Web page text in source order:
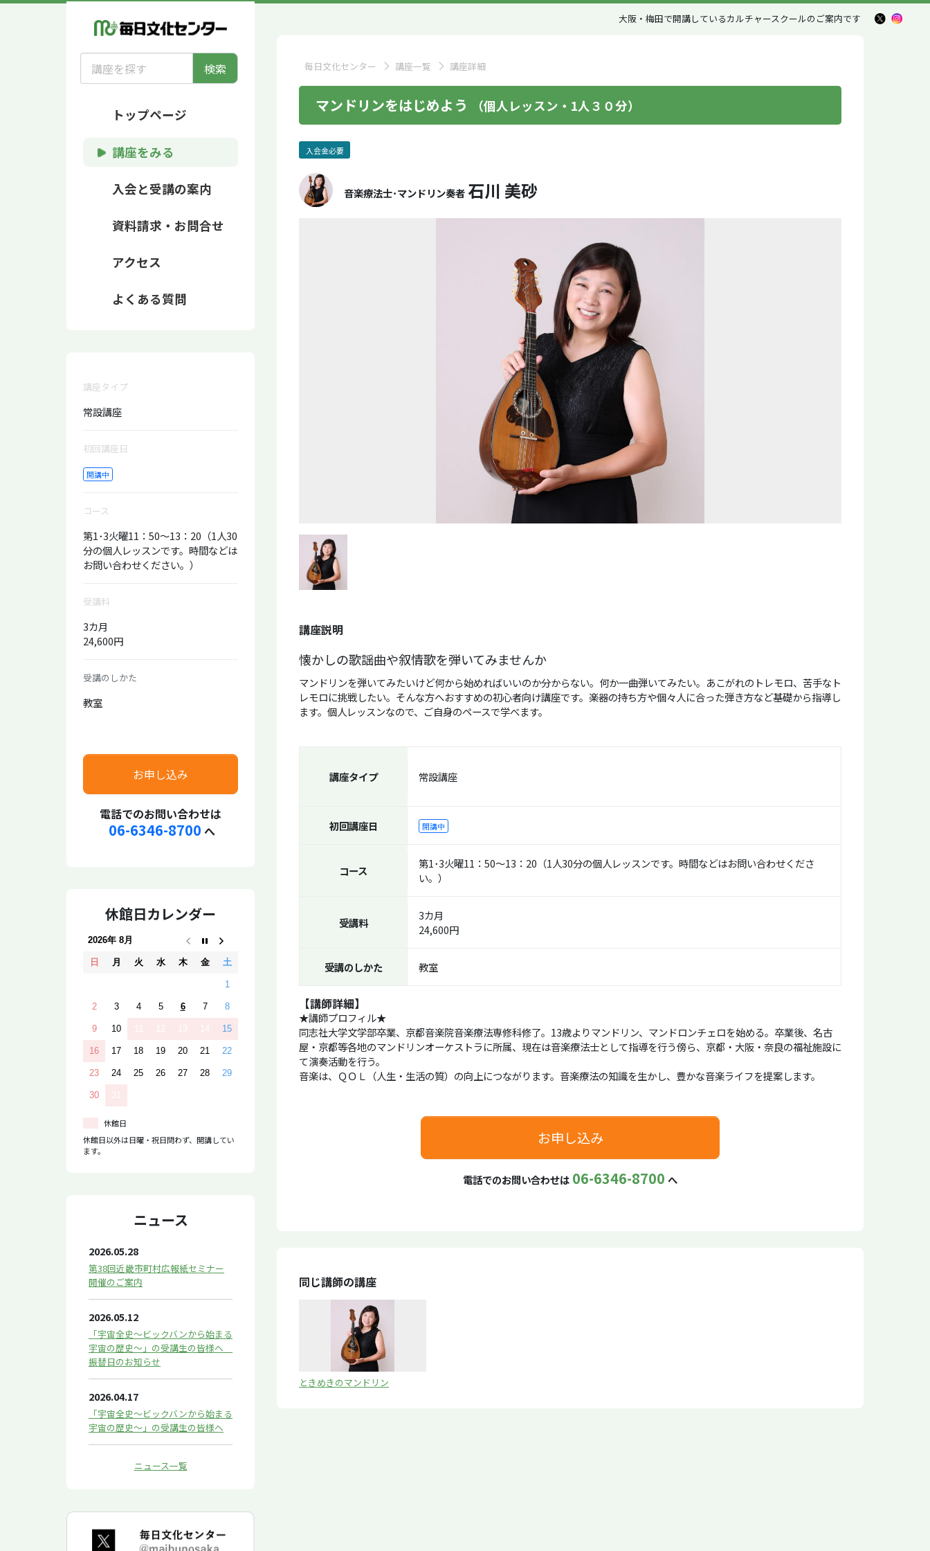
大阪・梅田で開講しているカルチャースクールのご案内です
検索
トップページ
講座をみる
入会と受講の案内
資料請求・お問合せ
アクセス
よくある質問
講座タイプ
常設講座
初回講座日
開講中
コース
第1･3火曜11：50～13：20（1人30
分の個人レッスンです。時間などは
お問い合わせください。）
受講料
3カ月
24,600円
受講のしかた
教室
お申し込み
電話でのお問い合わせは
06-6346-8700 へ
休館日カレンダー
2026年 8月
日 月 火 水 木 金 土
1
2 3 4 5 6 7 8
9 10 15
16 17 18 19 20 21 22
23 24 25 26 27 28 29
30
休館日
休館日以外は日曜・祝日問わず、開講してい
ます。
ニュース
2026.05.28
第38回近畿市町村広報紙セミナー
開催のご案内
2026.05.12
「宇宙全史～ビックバンから始まる
宇宙の歴史～」の受講生の皆様へ
振替日のお知らせ
2026.04.17
「宇宙全史～ビックバンから始まる
宇宙の歴史～」の受講生の皆様へ
ニュース一覧
毎日文化センター 講座一覧 講座詳細
マンドリンをはじめよう （個人レッスン・1人３０分）
入会金必要
音楽療法士･マンドリン奏者 石川 美砂
講座説明
懐かしの歌謡曲や叙情歌を弾いてみませんか
マンドリンを弾いてみたいけど何から始めればいいのか分からない。何か一曲弾いてみたい。あこがれのトレモロ、苦手なト
レモロに挑戦したい。そんな方へおすすめの初心者向け講座です。楽器の持ち方や個々人に合った弾き方など基礎から指導し
ます。個人レッスンなので、ご自身のペースで学べます。
講座タイプ 常設講座
初回講座日 開講中
コース
第1･3火曜11：50～13：20（1人30分の個人レッスンです。時間などはお問い合わせくださ
い。）
受講料
3カ月
24,600円
受講のしかた 教室
【講師詳細】
★講師プロフィル★
同志社大学文学部卒業、京都音楽院音楽療法専修科修了。13歳よりマンドリン、マンドロンチェロを始める。卒業後、名古
屋・京都等各地のマンドリンオーケストラに所属、現在は音楽療法士として指導を行う傍ら、京都・大阪・奈良の福祉施設に
て演奏活動を行う。
音楽は、ＱＯＬ（人生・生活の質）の向上につながります。音楽療法の知識を生かし、豊かな音楽ライフを提案します。
お申し込み
電話でのお問い合わせは 06-6346-8700 へ
同じ講師の講座
ときめきのマンドリン